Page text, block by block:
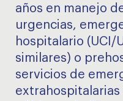
años en manejo
urgencias,
hospitalario (UCI/
similares) o
servicios de